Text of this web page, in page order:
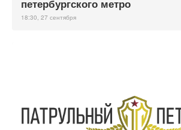
петербургского метро
18:30, 27 сентября